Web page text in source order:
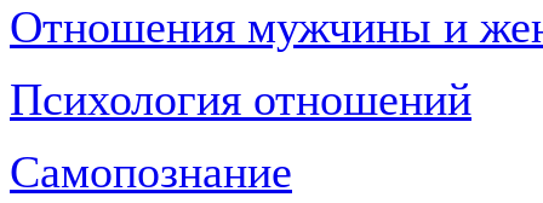
Отношения мужчины и
Психология отношений
Самопознание